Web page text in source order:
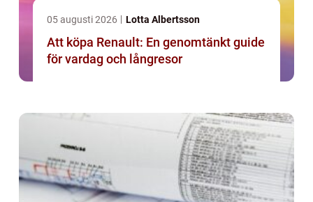
05 augusti 2026 Lotta Albertsson
Att köpa Renault: En genomtänkt guide
för vardag och långresor